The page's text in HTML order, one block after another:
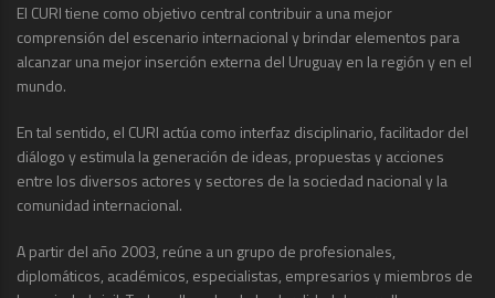
El CURI tiene como objetivo central contribuir a una mejor
comprensión del escenario internacional y brindar elementos para
alcanzar una mejor inserción externa del Uruguay en la región y en el
mundo.
En tal sentido, el CURI actúa como interfaz disciplinario, facilitador del
diálogo y estimula la generación de ideas, propuestas y acciones
entre los diversos actores y sectores de la sociedad nacional y la
comunidad internacional.
A partir del año 2003, reúne a un grupo de profesionales,
diplomáticos, académicos, especialistas, empresarios y miembros de